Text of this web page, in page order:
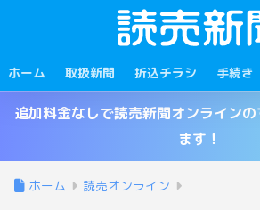
ホーム 取扱新聞 折込チラシ 手続き
追加料金なしで読売新聞オンライン
ます！
ホーム 読売オンライン